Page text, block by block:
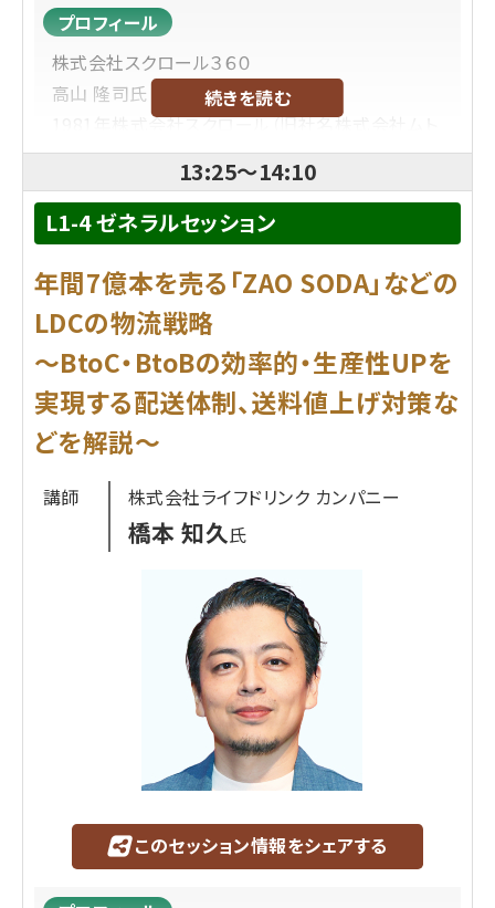
プロフィール
株式会社スクロール３６０
高山 隆司氏
1981年株式会社スクロール（旧社名株式会社ムト
ウ）に入社後、新規通販事業の立上げ、販売企画、
INET戦略策定を経て、2008年に株式会社スクロー
ル360の設立に参画。以来、200社以上の企業の通
販事業の立上げ、EC戦略策定、物流構築を経験。こ
れまでにスクロール360は824社以上のEC通販企
業のサポートを行なってきている。
プロフィール
TEMU
Jacob. huang
早稲田大学大学院、中国浙江大学卒業。
新卒でヤマト運輸株式会社入社後、日本国内宅急
整備事業に従事。2019年より海外事業を担当し、主
に越境EC事業を担当。
2024年8月よりTEMUに入社し現職。
現在は日本での物流体制整備とビジネス開発を担
当。日本企業のTEMU日本モールでの出店支援及
び海外進出支援を担当。
続きを読む
13:25～14:10
L1-4 ゼネラルセッション
年間7億本を売る「ZAO SODA」などの
LDCの物流戦略
～BtoC・BtoBの効率的・生産性UPを
実現する配送体制、送料値上げ対策な
どを解説～
講師 株式会社ライフドリンク カンパニー
橋本 知久氏
このセッション情報をシェアする